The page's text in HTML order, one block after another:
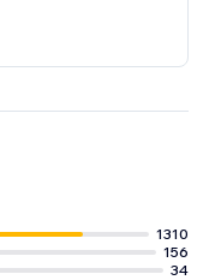
1310
156
34